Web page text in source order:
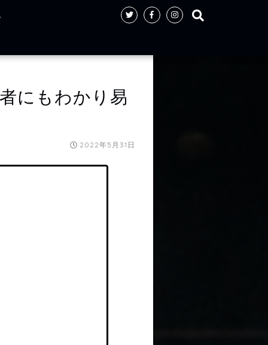
にもわかり易
2022年5月31日